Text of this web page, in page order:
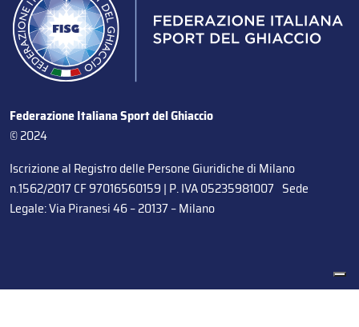
Federazione Italiana Sport del Ghiaccio
© 2024
Iscrizione al Registro delle Persone Giuridiche di Milano
n.1562/2017 CF 97016560159 | P. IVA 05235981007 Sede
Legale: Via Piranesi 46 – 20137 – Milano